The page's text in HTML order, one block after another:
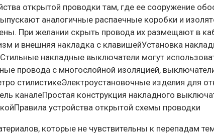
открытой проводки там, где ее сооружение
аналогичные распаечные коробки и
При желании скрыть провода их размещают в
и внешняя накладка с клавишейУстановка
накладные выключатели могут
провода с многослойной изоляцией,
стилистикеЭлектроустановочные изделия для
каналеПростая конструкция накладного
устройства открытой схемы проводки
которые не чувствительны к перепадам